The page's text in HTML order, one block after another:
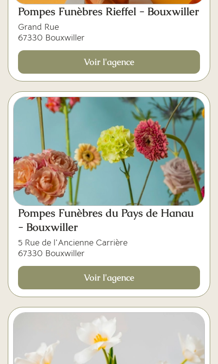
Pompes Funèbres Rieffel - Bouxwiller
Grand Rue
67330 Bouxwiller
Voir l'agence
Pompes Funèbres du Pays de Hanau
- Bouxwiller
5 Rue de l'Ancienne Carrière
67330 Bouxwiller
Voir l'agence